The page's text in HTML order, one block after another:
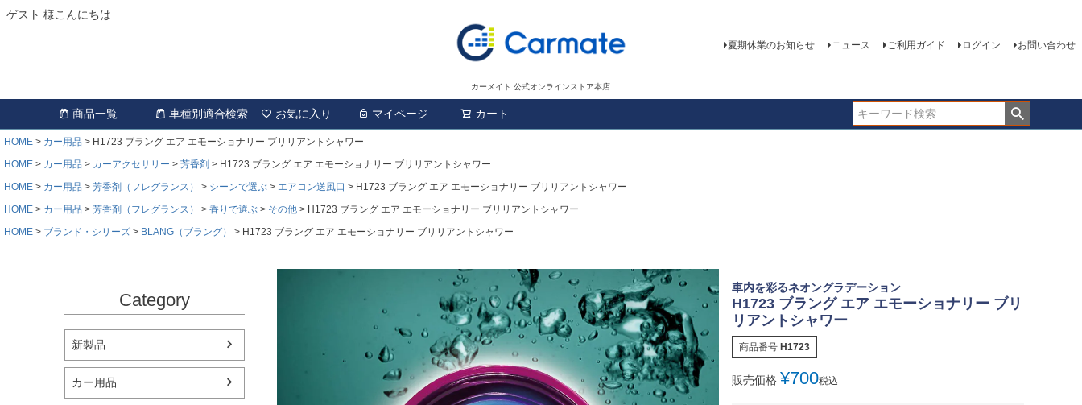
ゲスト 様こんにちは
カーメイト 公式オンラインストア本店
夏期休業のお知らせ ニュース ご利用ガイド ログイン お問い合わせ
商品一覧 車種別適合検索 お気に入り マイページ カート
HOME カー用品
H1723 ブラング エア エモーショナリー ブリリアントシャワー
HOME
カー用品 カーアクセサリー 芳香剤
H1723 ブラング エア エモーショナリー ブリリアントシャワー
HOME
カー用品 芳香剤（フレグランス） シーンで選ぶ エアコン送風口
H1723 ブラング エア エモーショナリー ブリリアントシャワー
HOME
カー用品 芳香剤（フレグランス） 香りで選ぶ その他
H1723 ブラング エア エモーショナリー ブリリアントシャワー
HOME
ブランド・シリーズ BLANG（ブラング） H1723 ブラング エア エモーショナリー ブリリアントシャワー
Category
新製品
カー用品
車内を彩るネオングラデーション
H1723 ブラング エア エモーショナリー ブリ
リアントシャワー
商品番号 H1723
販売価格 ¥700税込